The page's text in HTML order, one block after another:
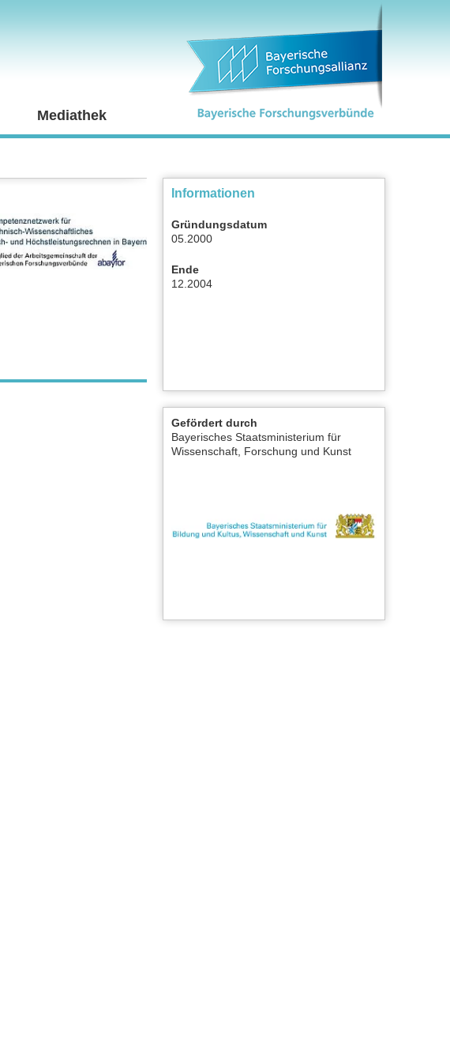
Mediathek
Informationen
Gründungsdatum
05.2000
Ende
12.2004
Gefördert durch
Bayerisches Staatsministerium für
Wissenschaft, Forschung und Kunst